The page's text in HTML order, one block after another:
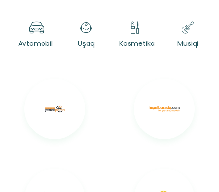
Avtomobil Uşaq Kosmetika Musiqi